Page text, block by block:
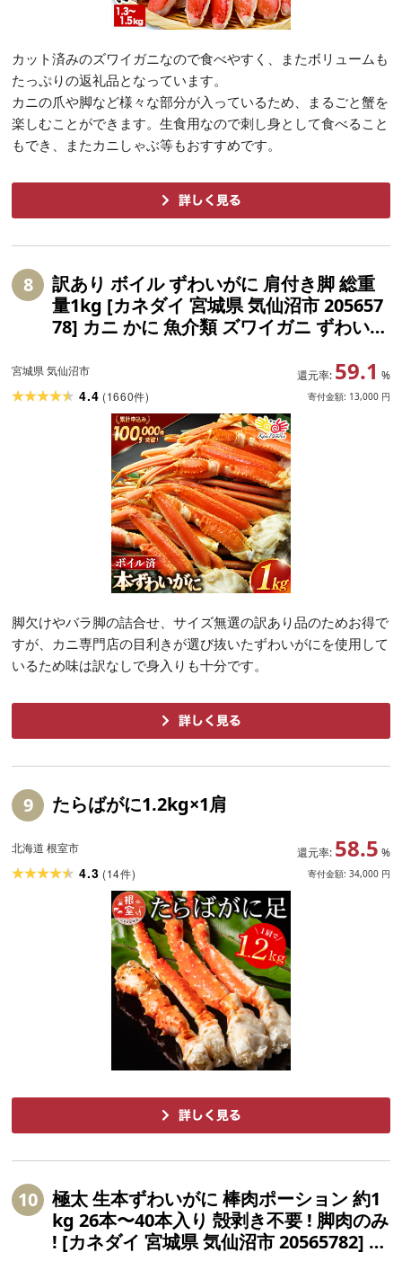
カット済みのズワイガニなので食べやすく、またボリュームも
たっぷりの返礼品となっています。
カニの爪や脚など様々な部分が入っているため、まるごと蟹を
楽しむことができます。生食用なので刺し身として食べること
もでき、またカニしゃぶ等もおすすめです。
8
訳あり ボイル ずわいがに 肩付き脚 総重
量1kg [カネダイ 宮城県 気仙沼市 205657
78] カニ かに 魚介類 ズワイガニ ずわい蟹
脚 不揃い 規格外 海鮮 ご褒美
宮城県 気仙沼市 還元率: 59.1 %
寄付金額: 13,000 円
4.4 (1660件)
脚欠けやバラ脚の詰合せ、サイズ無選の訳あり品のためお得で
すが、カニ専門店の目利きが選び抜いたずわいがにを使用して
いるため味は訳なしで身入りも十分です。
9 たらばがに1.2kg×1肩
北海道 根室市 還元率: 58.5 %
寄付金額: 34,000 円
4.3 (14件)
10
極太 生本ずわいがに 棒肉ポーション 約1
kg 26本〜40本入り 殻剥き不要 ! 脚肉のみ
! [カネダイ 宮城県 気仙沼市 20565782] 蟹